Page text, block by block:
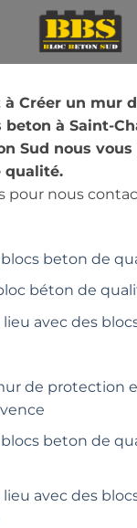
à Créer un mur
à Saint-
Sud nous
qualité.
pour nous
beton de
béton de
avec des
de protection
beton de
avec des